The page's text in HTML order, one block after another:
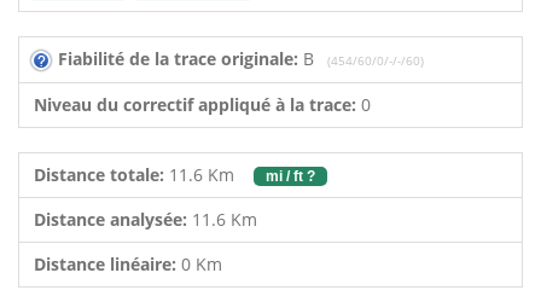
Fiabilité de la trace originale: B (454/60/0/-/-/60)
Niveau du correctif appliqué à la trace: 0
Distance totale: 11.6 Km mi / ft ?
Distance analysée: 11.6 Km
Distance linéaire: 0 Km